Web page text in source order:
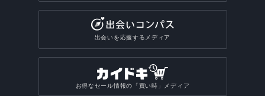
出会いを応援するメディア
お得なセール情報の「買い時」メディア